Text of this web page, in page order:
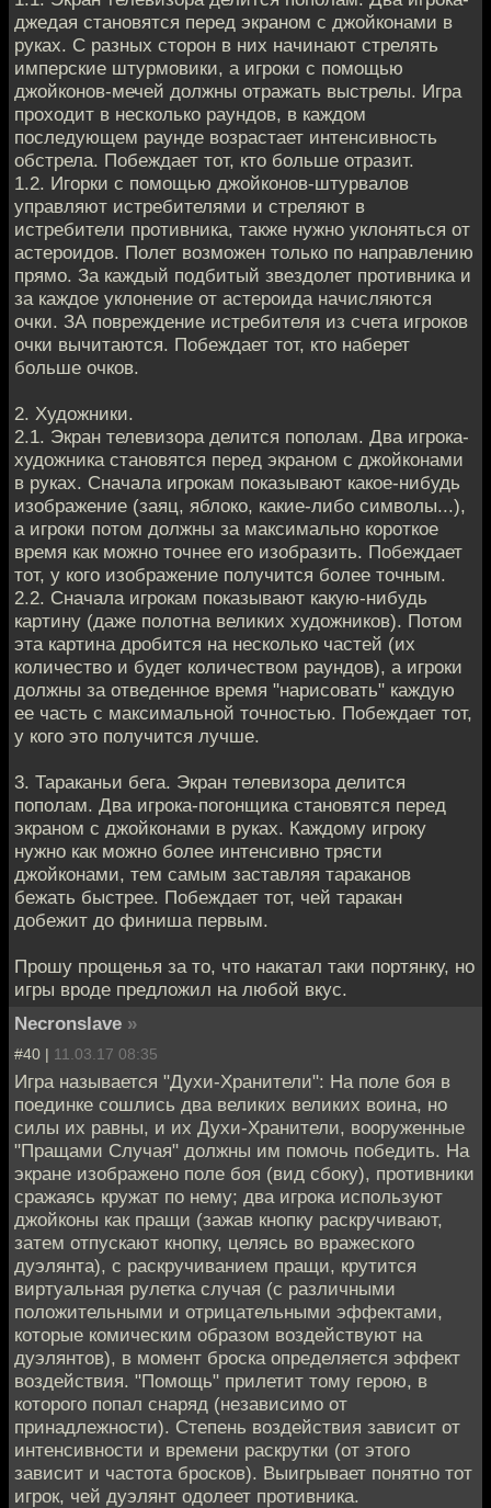
джедая становятся перед экраном с джойконами в
руках. С разных сторон в них начинают стрелять
имперские штурмовики, а игроки с помощью
джойконов-мечей должны отражать выстрелы. Игра
проходит в несколько раундов, в каждом
последующем раунде возрастает интенсивность
обстрела. Побеждает тот, кто больше отразит.
1.2. Игорки с помощью джойконов-штурвалов
управляют истребителями и стреляют в
истребители противника, также нужно уклоняться от
астероидов. Полет возможен только по направлению
прямо. За каждый подбитый звездолет противника и
за каждое уклонение от астероида начисляются
очки. ЗА повреждение истребителя из счета игроков
очки вычитаются. Побеждает тот, кто наберет
больше очков.
2. Художники.
2.1. Экран телевизора делится пополам. Два игрока-
художника становятся перед экраном с джойконами
в руках. Сначала игрокам показывают какое-нибудь
изображение (заяц, яблоко, какие-либо символы...),
а игроки потом должны за максимально короткое
время как можно точнее его изобразить. Побеждает
тот, у кого изображение получится более точным.
2.2. Сначала игрокам показывают какую-нибудь
картину (даже полотна великих художников). Потом
эта картина дробится на несколько частей (их
количество и будет количеством раундов), а игроки
должны за отведенное время "нарисовать" каждую
ее часть с максимальной точностью. Побеждает тот,
у кого это получится лучше.
3. Тараканьи бега. Экран телевизора делится
пополам. Два игрока-погонщика становятся перед
экраном с джойконами в руках. Каждому игроку
нужно как можно более интенсивно трясти
джойконами, тем самым заставляя тараканов
бежать быстрее. Побеждает тот, чей таракан
добежит до финиша первым.
Прошу прощенья за то, что накатал таки портянку, но
игры вроде предложил на любой вкус.
Necronslave »
#40 | 11.03.17 08:35
Игра называется "Духи-Хранители": На поле боя в
поединке сошлись два великих великих воина, но
силы их равны, и их Духи-Хранители, вооруженные
"Пращами Случая" должны им помочь победить. На
экране изображено поле боя (вид сбоку), противники
сражаясь кружат по нему; два игрока используют
джойконы как пращи (зажав кнопку раскручивают,
затем отпускают кнопку, целясь во вражеского
дуэлянта), с раскручиванием пращи, крутится
виртуальная рулетка случая (с различными
положительными и отрицательными эффектами,
которые комическим образом воздействуют на
дуэлянтов), в момент броска определяется эффект
воздействия. "Помощь" прилетит тому герою, в
которого попал снаряд (независимо от
принадлежности). Степень воздействия зависит от
интенсивности и времени раскрутки (от этого
зависит и частота бросков). Выигрывает понятно тот
игрок, чей дуэлянт одолеет противника.